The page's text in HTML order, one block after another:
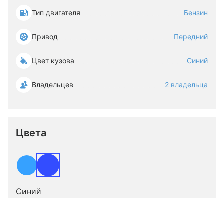
Тип двигателя Бензин
Привод Передний
Цвет кузова Синий
Владельцев 2 владельца
Цвета
Синий